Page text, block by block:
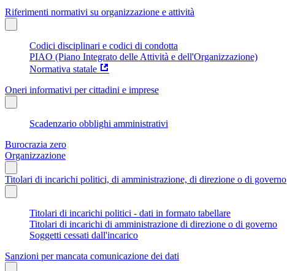
Riferimenti normativi su organizzazione e attività
Codici disciplinari e codici di condotta
PIAO (Piano Integrato delle Attività e dell'Organizzazione)
Normativa statale
Oneri informativi per cittadini e imprese
Scadenzario obblighi amministrativi
Burocrazia zero
Organizzazione
Titolari di incarichi politici, di amministrazione, di direzione o di governo
Titolari di incarichi politici - dati in formato tabellare
Titolari di incarichi di amministrazione di direzione o di governo
Soggetti cessati dall'incarico
Sanzioni per mancata comunicazione dei dati